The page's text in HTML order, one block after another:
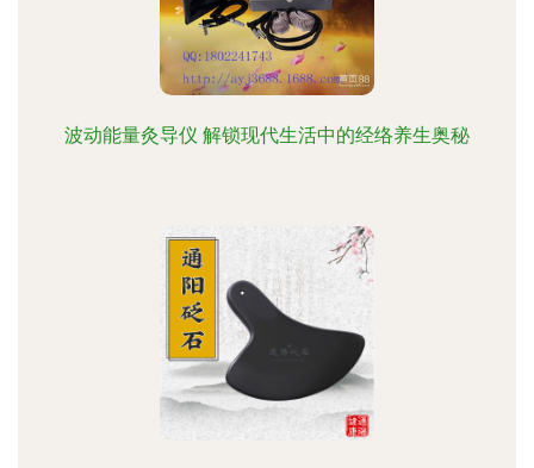
波动能量灸导仪 解锁现代生活中的经络养生奥秘